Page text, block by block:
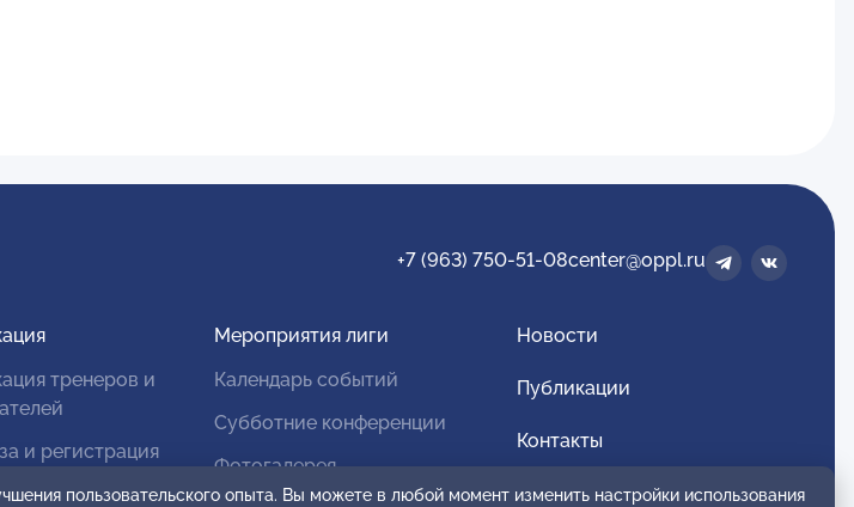
+7 (963) 750-51-08center@oppl.ru
тренеров и
и регистрация
Мероприятия лиги
Календарь событий
Субботние конференции
Фотогалерея
Новости
Публикации
Контакты
Для спонсоров и партнеров
пользовательского опыта. Вы можете в любой момент изменить настройки использования